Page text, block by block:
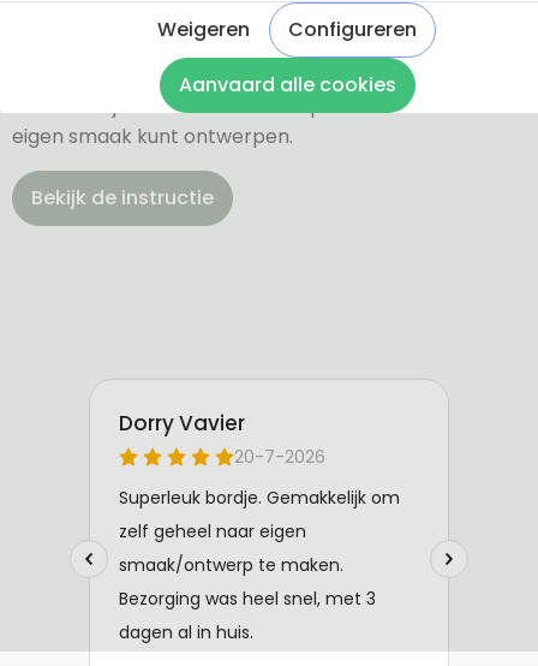
Via onderstaande knop komt u bij een instructie en
een tutorial die u een rondleiding geeft door de
ontwerptool. Hierdoor weet u precies hoe u zelf uw
naambordje helemaal kunt aanpassen en naar uw
eigen smaak kunt ontwerpen.
Bekijk de instructie
Weigeren
Configureren
Aanvaard alle cookies